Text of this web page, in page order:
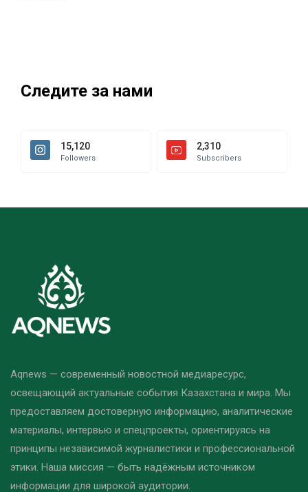
Следите за нами
15,120
Followers
2,310
Subscribers
Aqnews — современный новостной медиаресурс,
освещающий актуальные события Казахстана и мира. Мы
предоставляем достоверную информацию, аналитические
материалы, интервью и спецпроекты, ориентируясь на
принципы независимой журналистики и профессиональной
этики. Наша миссия — быть надёжным источником
информации для широкой аудитории.